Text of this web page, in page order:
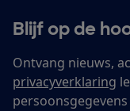
Blijf op de
Ontvang nieuws,
privacyverklaring